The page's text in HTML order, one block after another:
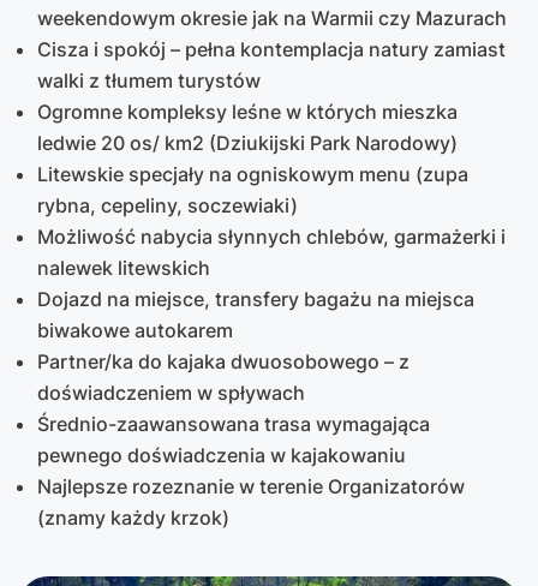
weekendowym okresie jak na Warmii czy Mazurach
Cisza i spokój – pełna kontemplacja natury zamiast
walki z tłumem turystów
Ogromne kompleksy leśne w których mieszka
ledwie 20 os/ km2 (Dziukijski Park Narodowy)
Litewskie specjały na ogniskowym menu (zupa
rybna, cepeliny, soczewiaki)
Możliwość nabycia słynnych chlebów, garmażerki i
nalewek litewskich
Dojazd na miejsce, transfery bagażu na miejsca
biwakowe autokarem
Partner/ka do kajaka dwuosobowego – z
doświadczeniem w spływach
Średnio-zaawansowana trasa wymagająca
pewnego doświadczenia w kajakowaniu
Najlepsze rozeznanie w terenie Organizatorów
(znamy każdy krzok)